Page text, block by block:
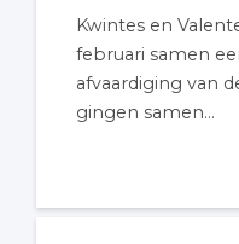
Kwintes en
februari samen
afvaardiging van
gingen samen...